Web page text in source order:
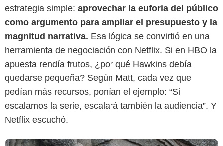
estrategia simple: aprovechar la euforia del público
como argumento para ampliar el presupuesto y la
magnitud narrativa. Esa lógica se convirtió en una
herramienta de negociación con Netflix. Si en HBO la
apuesta rendía frutos, ¿por qué Hawkins debía
quedarse pequeña? Según Matt, cada vez que
pedían más recursos, ponían el ejemplo: “Si
escalamos la serie, escalará también la audiencia”. Y
Netflix escuchó.